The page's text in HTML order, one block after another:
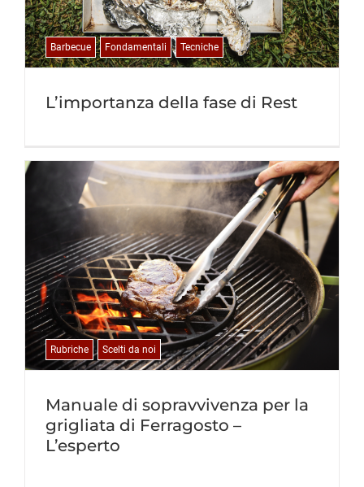
L’importanza della fase di Rest
Barbecue Fondamentali Tecniche
Manuale di sopravvivenza per la
grigliata di Ferragosto –
L’esperto
Rubriche Scelti da noi